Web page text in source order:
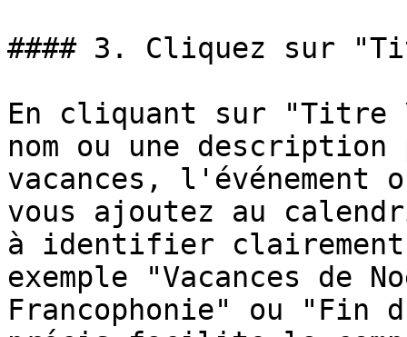
#### 3. Cliquez sur
En cliquant sur "Titre
nom ou une
vacances, l'événement
vous ajoutez au
à identifier clairement
exemple "Vacances de
Francophonie" ou